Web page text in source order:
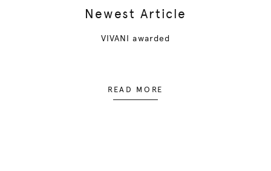
Newest Article
VIVANI awarded
READ MORE